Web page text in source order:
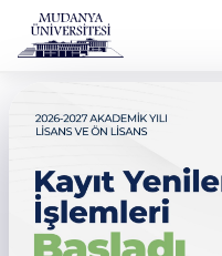
BEBKA ile
Görüşüldü